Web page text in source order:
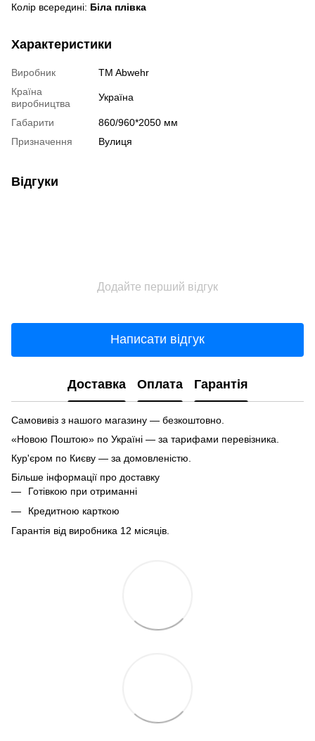
Колір всередині: Біла плівка
Характеристики
Виробник
TM Abwehr
Країна
виробництва
Україна
Габарити
860/960*2050 мм
Призначення
Вулиця
Відгуки
Додайте перший відгук
Написати відгук
Доставка Оплата Гарантія
Самовивіз з нашого магазину — безкоштовно.
«Новою Поштою» по Україні — за тарифами перевізника.
Кур'єром по Києву — за домовленістю.
Більше інформації про доставку
Готівкою при отриманні
Кредитною карткою
Гарантія від виробника 12 місяців.